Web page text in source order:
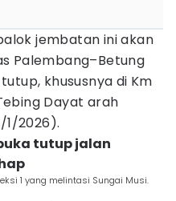
jembatan ini akan
Palembang–Betung
khususnya di Km
Dayat arah
1/2026).
tutup jalan
1 yang melintasi Sungai Musi.